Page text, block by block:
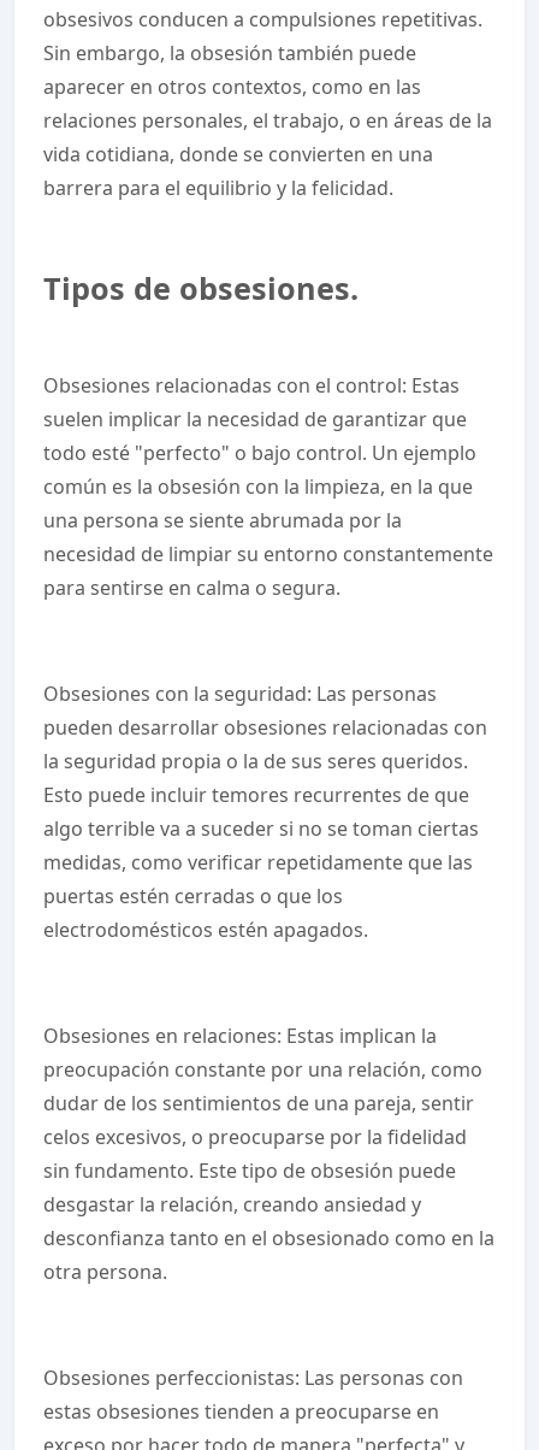
obsesivos conducen a compulsiones repetitivas.
Sin embargo, la obsesión también puede
aparecer en otros contextos, como en las
relaciones personales, el trabajo, o en áreas de la
vida cotidiana, donde se convierten en una
barrera para el equilibrio y la felicidad.
Tipos de obsesiones.
Obsesiones relacionadas con el control: Estas
suelen implicar la necesidad de garantizar que
todo esté "perfecto" o bajo control. Un ejemplo
común es la obsesión con la limpieza, en la que
una persona se siente abrumada por la
necesidad de limpiar su entorno constantemente
para sentirse en calma o segura.
Obsesiones con la seguridad: Las personas
pueden desarrollar obsesiones relacionadas con
la seguridad propia o la de sus seres queridos.
Esto puede incluir temores recurrentes de que
algo terrible va a suceder si no se toman ciertas
medidas, como verificar repetidamente que las
puertas estén cerradas o que los
electrodomésticos estén apagados.
Obsesiones en relaciones: Estas implican la
preocupación constante por una relación, como
dudar de los sentimientos de una pareja, sentir
celos excesivos, o preocuparse por la fidelidad
sin fundamento. Este tipo de obsesión puede
desgastar la relación, creando ansiedad y
desconfianza tanto en el obsesionado como en la
otra persona.
Obsesiones perfeccionistas: Las personas con
estas obsesiones tienden a preocuparse en